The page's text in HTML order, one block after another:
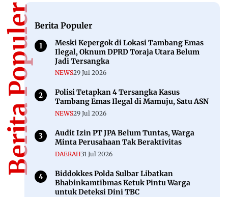
Berita PopulerBerita Populer
Meski Kepergok di Lokasi Tambang Emas
Ilegal, Oknum DPRD Toraja Utara Belum
Jadi Tersangka
NEWS29 Jul 2026
Polisi Tetapkan 4 Tersangka Kasus
Tambang Emas Ilegal di Mamuju, Satu ASN
NEWS29 Jul 2026
Audit Izin PT JPA Belum Tuntas, Warga
Minta Perusahaan Tak Beraktivitas
DAERAH31 Jul 2026
Biddokkes Polda Sulbar Libatkan
Bhabinkamtibmas Ketuk Pintu Warga
untuk Deteksi Dini TBC